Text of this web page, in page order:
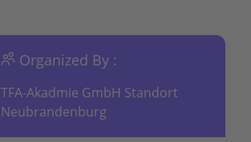
Organized By :
TFA-Akadmie GmbH Standort
Neubrandenburg